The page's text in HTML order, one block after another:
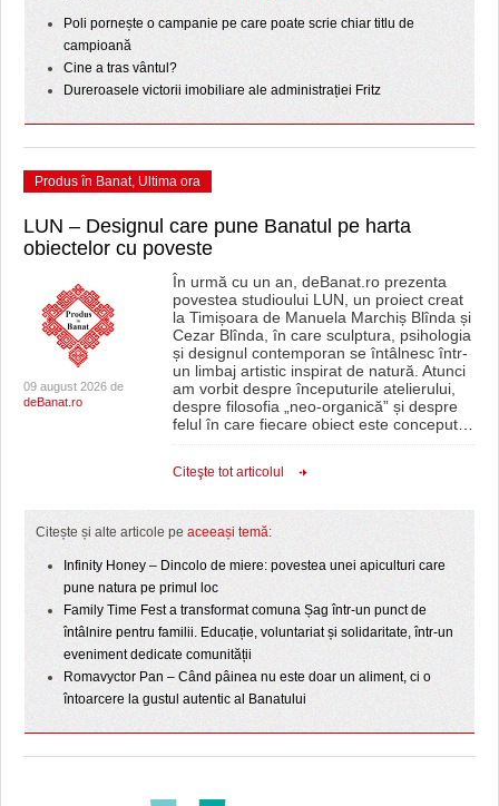
Poli pornește o campanie pe care poate scrie chiar titlu de
campioană
Cine a tras vântul?
Dureroasele victorii imobiliare ale administrației Fritz
Produs în Banat, Ultima ora
LUN – Designul care pune Banatul pe harta
obiectelor cu poveste
09 august 2026 de
deBanat.ro
În urmă cu un an, deBanat.ro prezenta
povestea studioului LUN, un proiect creat
la Timișoara de Manuela Marchiș Blînda și
Cezar Blînda, în care sculptura, psihologia
și designul contemporan se întâlnesc într-
un limbaj artistic inspirat de natură. Atunci
am vorbit despre începuturile atelierului,
despre filosofia „neo-organică” și despre
felul în care fiecare obiect este conceput…
Citeşte tot articolul
Citește și alte articole pe aceeași temă:
Infinity Honey – Dincolo de miere: povestea unei apiculturi care
pune natura pe primul loc
Family Time Fest a transformat comuna Șag într-un punct de
întâlnire pentru familii. Educație, voluntariat și solidaritate, într-un
eveniment dedicate comunității
Romavyctor Pan – Când pâinea nu este doar un aliment, ci o
întoarcere la gustul autentic al Banatului